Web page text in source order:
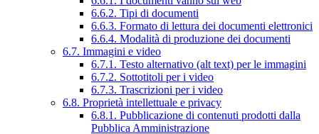
6.6.2. Tipi di documenti
6.6.3. Formato di lettura dei documenti elettronici
6.6.4. Modalità di produzione dei documenti
6.7. Immagini e video
6.7.1. Testo alternativo (alt text) per le immagini
6.7.2. Sottotitoli per i video
6.7.3. Trascrizioni per i video
6.8. Proprietà intellettuale e privacy
6.8.1. Pubblicazione di contenuti prodotti dalla
Pubblica Amministrazione